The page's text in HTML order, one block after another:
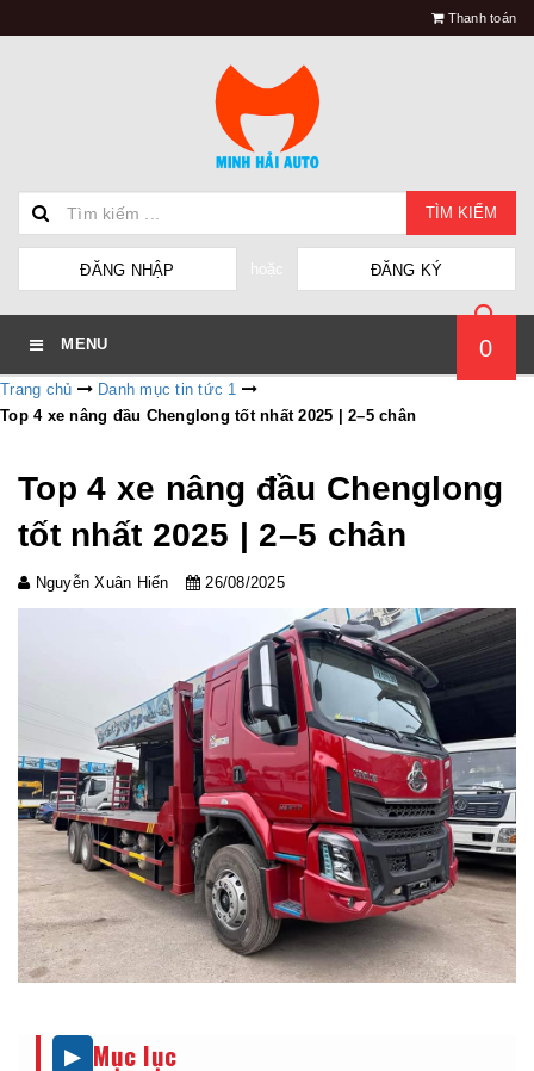
Thanh toán
TÌM KIẾM
ĐĂNG NHẬP hoặc ĐĂNG KÝ
MENU 0
Trang chủ
Danh mục tin tức 1
Top 4 xe nâng đầu Chenglong tốt nhất 2025 | 2–5 chân
Top 4 xe nâng đầu Chenglong
tốt nhất 2025 | 2–5 chân
Nguyễn Xuân Hiến 26/08/2025
Mục lục